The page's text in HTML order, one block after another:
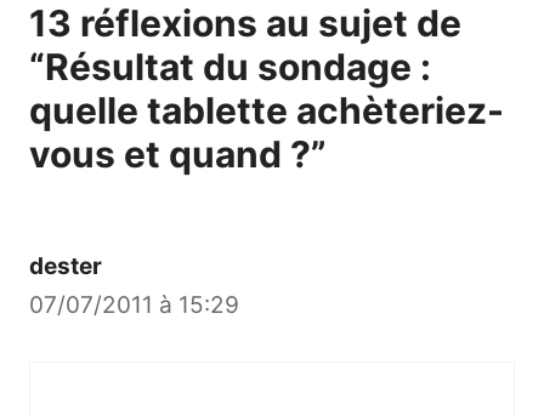
13 réflexions au sujet de
“Résultat du sondage :
quelle tablette achèteriez-
vous et quand ?”
dester
07/07/2011 à 15:29